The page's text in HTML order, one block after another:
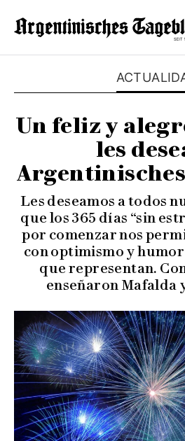
Un feliz y
les
Les deseamos a todos
que los 365 días “sin
por comenzar nos
con optimismo y
que representan.
enseñaron Mafalda